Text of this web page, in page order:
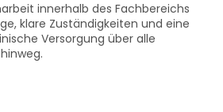
innerhalb des Fachbereichs
klare Zuständigkeiten und eine
Versorgung über alle